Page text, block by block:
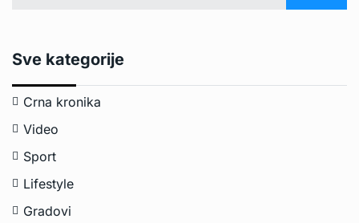
Sve kategorije
Crna kronika
Video
Sport
Lifestyle
Gradovi